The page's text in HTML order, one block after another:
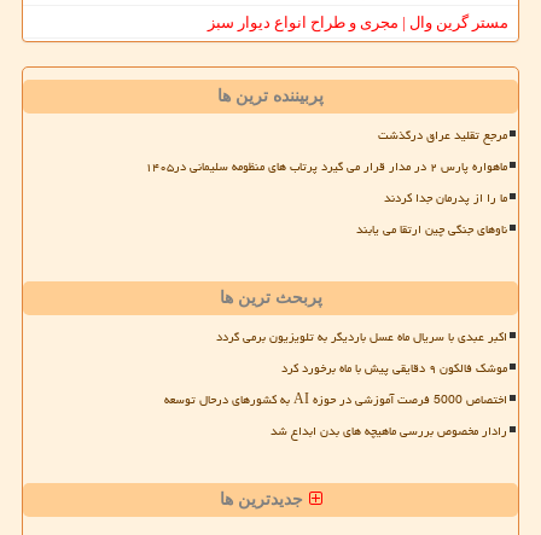
مستر گرین وال | مجری و طراح انواع دیوار سبز
پربیننده ترین ها
مرجع تقلید عراق درگذشت
ماهواره پارس ۲ در مدار قرار می گیرد پرتاب های منظومه سلیمانی در۱۴۰۵
ما را از پدرمان جدا کردند
ناوهای جنگی چین ارتقا می یابند
پربحث ترین ها
اکبر عبدی با سریال ماه عسل باردیگر به تلویزیون برمی گردد
موشک فالکون ۹ دقایقی پیش با ماه برخورد کرد
اختصاص 5000 فرصت آموزشی در حوزه AI به کشورهای درحال توسعه
رادار مخصوص بررسی ماهیچه های بدن ابداع شد
جدیدترین ها